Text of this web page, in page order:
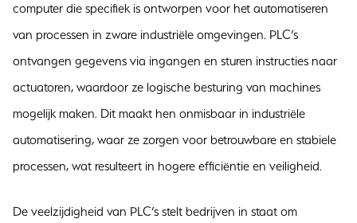
computer die specifiek is ontworpen voor het automatiseren
van processen in zware industriële omgevingen. PLC’s
ontvangen gegevens via ingangen en sturen instructies naar
actuatoren, waardoor ze logische besturing van machines
mogelijk maken. Dit maakt hen onmisbaar in industriële
automatisering, waar ze zorgen voor betrouwbare en stabiele
processen, wat resulteert in hogere efficiëntie en veiligheid.
De veelzijdigheid van PLC’s stelt bedrijven in staat om